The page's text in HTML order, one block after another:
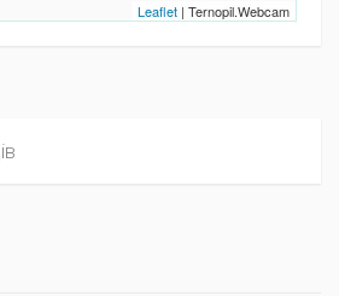
Leaflet | Ternopil.Webcam